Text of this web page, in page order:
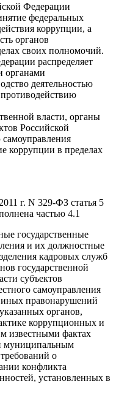
Федерации
федеральных
коррупции, а
органов
своих полномочий.
распределяет
органами
деятельностью
власти, органы
Российской
коррупции в пределах
г. N 329-ФЗ статья 5
частью 4.1
государственные
и их должностные
кадровых служб
государственной
субъектов
самоуправления
правонарушений
органов,
коррупционных и
известными фактах
муниципальным
о
конфликта
установленных в